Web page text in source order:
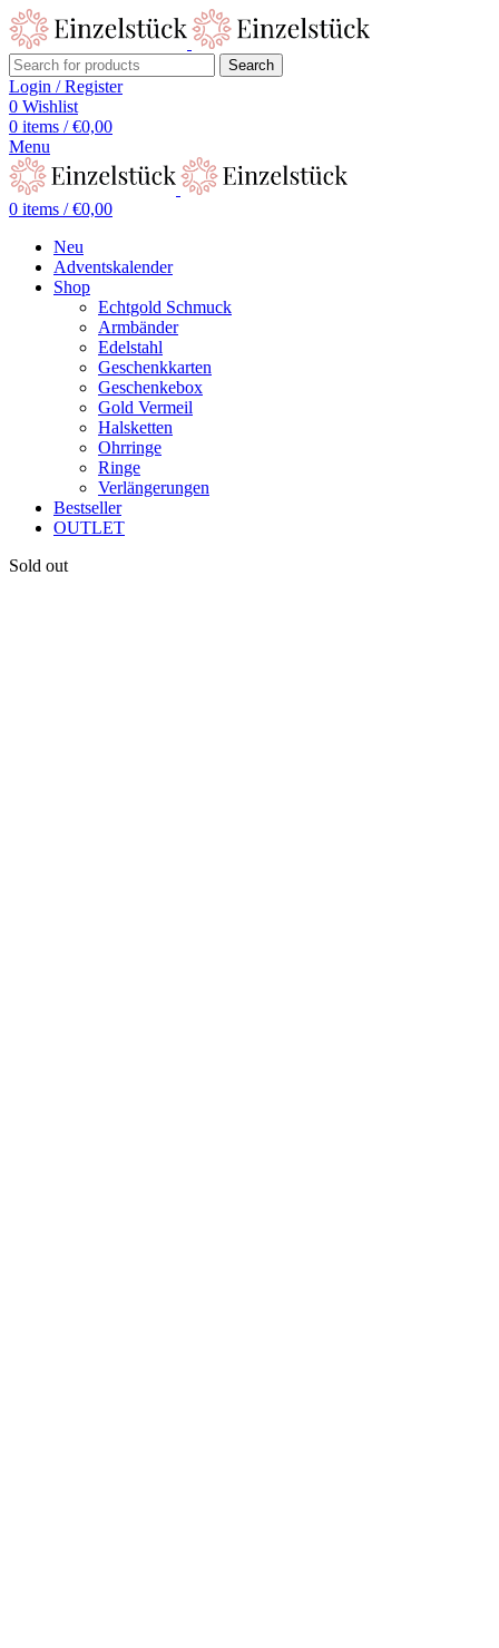
Search
Login / Register
0 Wishlist
0 items / €0,00
Menu
0 items / €0,00
Neu
Adventskalender
Shop
Echtgold Schmuck
Armbänder
Edelstahl
Geschenkkarten
Geschenkebox
Gold Vermeil
Halsketten
Ohrringe
Ringe
Verlängerungen
Bestseller
OUTLET
Sold out